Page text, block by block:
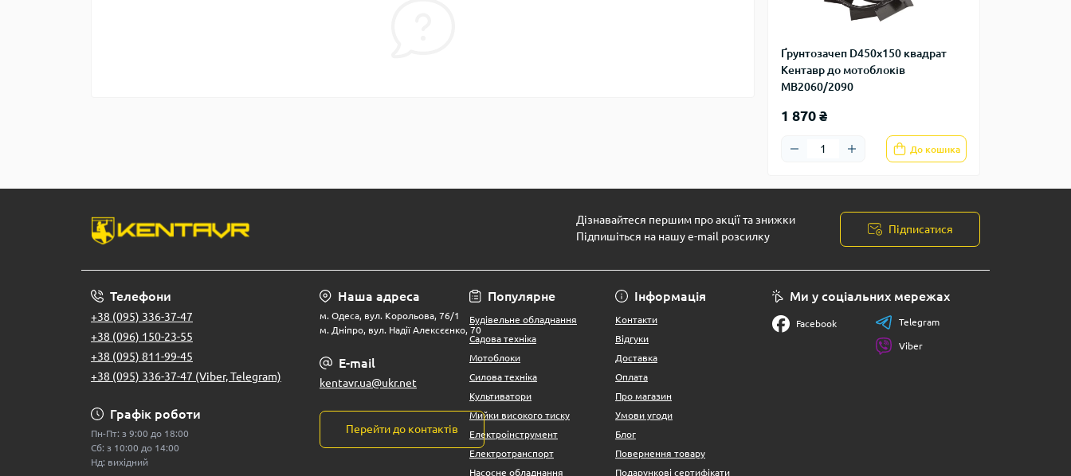
Ґрунтозачеп D450x150 квадрат
Кентавр до мотоблоків
МВ2060/2090
1 870 ₴
До кошика
Дізнавайтеся першим про акції та знижки
Підпишіться на нашу e-mail розсилку
Підписатися
Телефони
+38 (095) 336-37-47
+38 (096) 150-23-55
+38 (095) 811-99-45
+38 (095) 336-37-47 (Viber, Telegram)
Графік роботи
Пн-Пт: з 9:00 до 18:00
Сб: з 10:00 до 14:00
Нд: вихідний
Наша адреса
м. Одеса, вул. Корольова, 76/1
м. Дніпро, вул. Надії Алексєєнко, 70
E-mail
kentavr.ua@ukr.net
Перейти до контактів
Популярне
Будівельне обладнання
Садова техніка
Мотоблоки
Силова техніка
Культиватори
Мийки високого тиску
Електроінструмент
Електротранспорт
Насосне обладнання
Інформація
Контакти
Відгуки
Доставка
Оплата
Про магазин
Умови угоди
Блог
Повернення товару
Подарункові сертифікати
Ми у соціальних мережах
Facebook Telegram
Viber